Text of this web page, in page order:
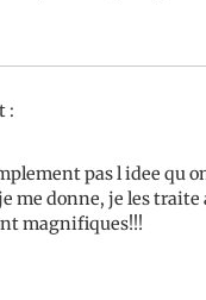
:
pas l idee qu
me donne, je les
magnifiques!!!